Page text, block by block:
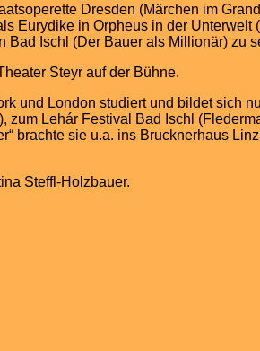
Dresden (Märchen im
Eurydike in Orpheus in der
Bad Ischl (Der Bauer als Millionär) zu
Steyr auf der Bühne.
und London studiert und bildet sich
zum Lehár Festival Bad Ischl
brachte sie u.a. ins Brucknerhaus
Steffl-Holzbauer.